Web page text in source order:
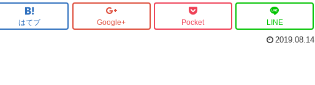
はてブ Google+ Pocket LINE
2019.08.14